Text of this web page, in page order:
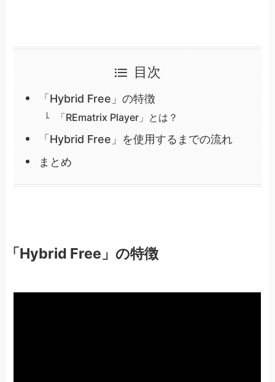
目次
「Hybrid Free」の特徴
「REmatrix Player」とは？
「Hybrid Free」を使用するまでの流れ
まとめ
「Hybrid Free」の特徴